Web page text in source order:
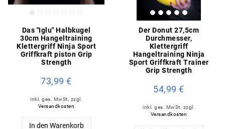
Das "Iglu" Halbkugel
30cm Hangeltraining
Klettergriff Ninja Sport
Griffkraft piston Grip
Strength
73,99 €
inkl. ges. MwSt.
zzgl.
Versandkosten
In den Warenkorb
Der Donut 27,5cm
Durchmesser,
Klettergriff
Hangeltraining Ninja
Sport Griffkraft Trainer
Grip Strength
54,99 €
inkl. ges. MwSt.
zzgl.
Versandkosten